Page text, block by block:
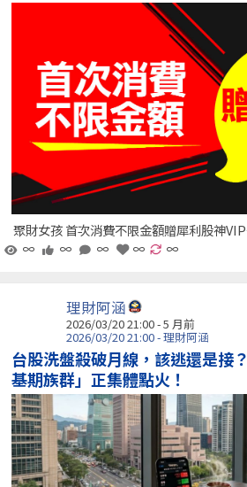
聚財女孩 首次消費不限金額贈犀利股神
∞
∞ ∞ ∞ ∞
理財阿涵
2026/03/20 21:00 - 5 月前
2026/03/20 21:00 - 理財阿涵
台股洗盤殺破月線，該逃還是接
基期族群」正集體點火！